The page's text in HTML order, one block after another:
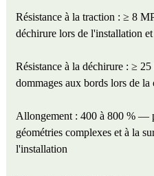
Résistance à la traction : ≥ 8
déchirure lors de l'installation
Résistance à la déchirure : ≥
dommages aux bords lors de la
Allongement : 400 à 800 % —
géométries complexes et à la
l'installation